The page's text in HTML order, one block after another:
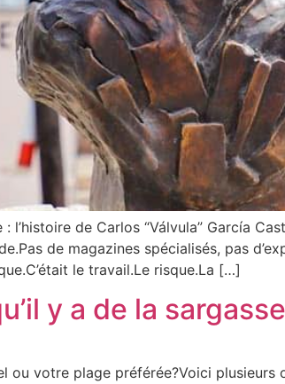
l’histoire de Carlos “Válvula” García
de magazines spécialisés, pas
le travail.Le risque.La […]
y a de la
ou votre plage préférée?Voici